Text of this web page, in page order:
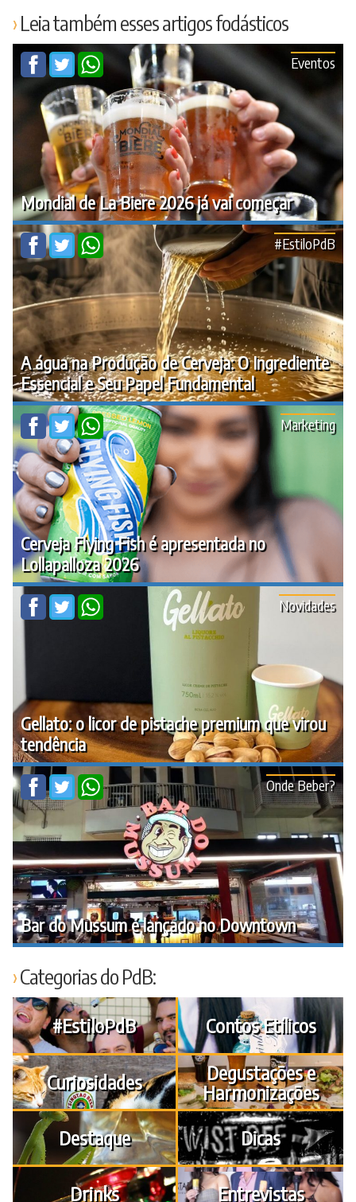
Leia também esses artigos fodásticos
Mondial de La Biere 2026 já vai começar
Eventos
A água na Produção de Cerveja: O Ingrediente
Essencial e Seu Papel Fundamental
#EstiloPdB
Cerveja Flying Fish é apresentada no
Lollapalloza 2026
Marketing
Gellato: o licor de pistache premium que virou
tendência
Novidades
Bar do Mussum é lançado no Downtown
Onde Beber?
Categorias do PdB:
#EstiloPdB Contos Etílicos
Curiosidades
Degustações e
Harmonizações
Destaque
Dicas
Drinks Entrevistas